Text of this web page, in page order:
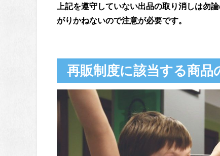
上記を遵守していない出品の取り消しは勿
がりかねないので注意が必要です。
再販制度に該当する商品